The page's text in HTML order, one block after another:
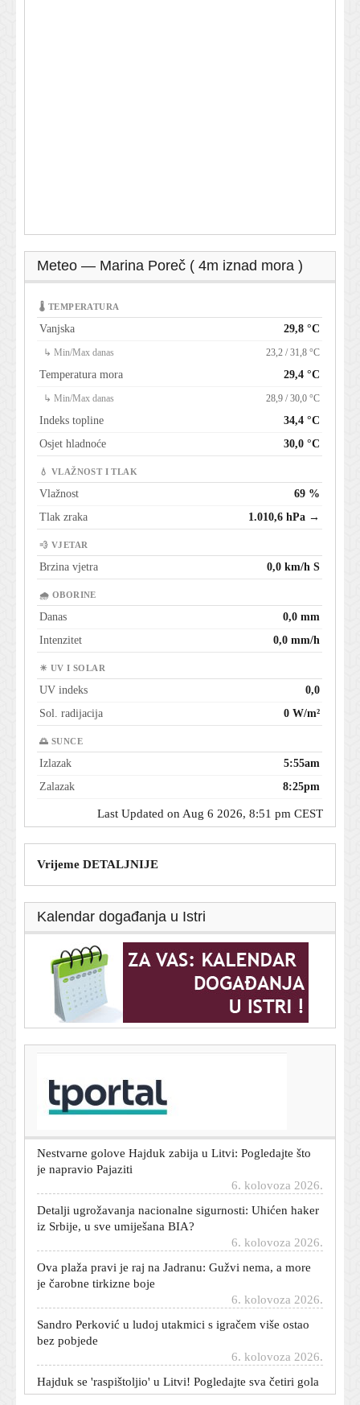
Meteo — Marina Poreč ( 4m iznad mora )
🌡 TEMPERATURA
Vanjska 29,8 °C
↳ Min/Max danas 23,2 / 31,8 °C
Temperatura mora 29,4 °C
↳ Min/Max danas 28,9 / 30,0 °C
Indeks topline
34,4 °C
Osjet hladnoće
30,0 °C
💧 VLAŽNOST I TLAK
Vlažnost
69 %
Tlak zraka
1.010,6 hPa →
💨 VJETAR
Brzina vjetra 0,0 km/h S
🌧 OBORINE
Danas
0,0 mm
Intenzitet
0,0 mm/h
☀ UV I SOLAR
UV indeks
0,0
Sol. radijacija
0 W/m²
🌅 SUNCE
Izlazak
5:55am
Zalazak
8:25pm
Last Updated on Aug 6 2026, 8:51 pm CEST
Vrijeme DETALJNIJE
Kalendar događanja u Istri
T-portal.hr
Real službeno potvrdio ono što su svi čekali: Gotova je
velika drama oko Viniciusa
Nestvarne golove Hajduk zabija u Litvi: Pogledajte što
je napravio Pajaziti
Detalji ugrožavanja nacionalne sigurnosti: Uhićen haker
iz Srbije, u sve umiješana BIA?
Ova plaža pravi je raj na Jadranu: Gužvi nema, a more
je čarobne tirkizne boje
Sandro Perković u ludoj utakmici s igračem više ostao
bez pobjede
Hajduk se 'raspištoljio' u Litvi! Pogledajte sva četiri gola
Bijelih
6. kolovoza 2026.